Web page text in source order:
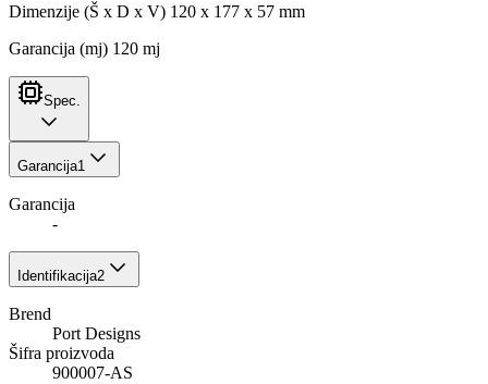
Dimenzije (Š x D x V) 120 x 177 x 57 mm
Garancija (mj) 120 mj
Spec.
Garancija1
Garancija
-
Identifikacija2
Brend
Port Designs
Šifra proizvoda
900007-AS